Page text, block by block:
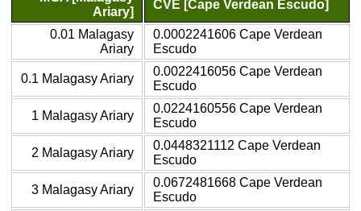
Ariary]
CVE [Cape Verdean Escudo]
0.01 Malagasy
Ariary
0.0002241606 Cape Verdean
Escudo
0.1 Malagasy Ariary
0.0022416056 Cape Verdean
Escudo
1 Malagasy Ariary
0.0224160556 Cape Verdean
Escudo
2 Malagasy Ariary
0.0448321112 Cape Verdean
Escudo
3 Malagasy Ariary
0.0672481668 Cape Verdean
Escudo